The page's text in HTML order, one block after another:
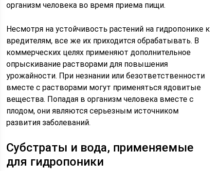
организм человека во время приема пищи.
Несмотря на устойчивость растений на гидропонике к
вредителям, все же их приходится обрабатывать. В
коммерческих целях применяют дополнительное
опрыскивание растворами для повышения
урожайности. При незнании или безответственности
вместе с растворами могут применяться ядовитые
вещества. Попадая в организм человека вместе с
плодом, они являются серьезным источником
развития заболеваний.
Субстраты и вода, применяемые
для гидропоники